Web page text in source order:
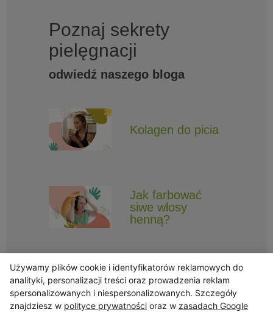
Poznaj sekrety
pielęgnacji
odwiedź naszego bloga
Kolagen do picia
Jak farbować
siwe włosy
henną?
Obserwuj Triny, by nie ominęły Cię najlepsze promocje i informacje
Używamy plików cookie i identyfikatorów reklamowych do
analityki, personalizacji treści oraz prowadzenia reklam
spersonalizowanych i niespersonalizowanych. Szczegóły
znajdziesz w polityce prywatności oraz w zasadach Google